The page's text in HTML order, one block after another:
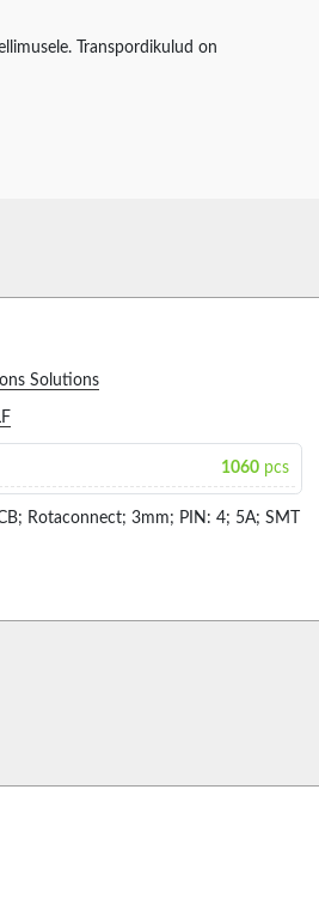
Transpordikulud on
Solutions
1060 pcs
Rotaconnect; 3mm; PIN: 4; 5A; SMT